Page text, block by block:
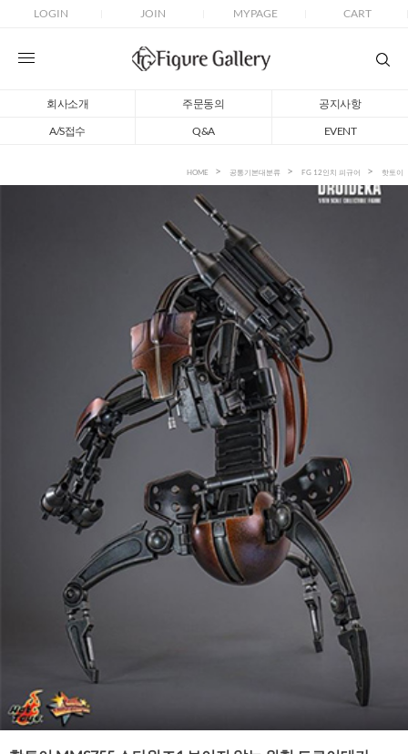
LOGIN JOIN MYPAGE CART
회사소개 주문동의
공지사항
A/S접수
Q&A EVENT
HOME 공통기본대분류 FG 12인치 피규어 핫토이